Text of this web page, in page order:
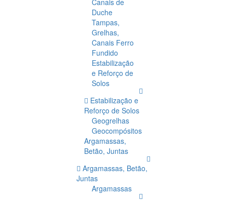
Canais de
Duche
Tampas,
Grelhas,
Canais Ferro
Fundido
Estabilização
e Reforço de
Solos
Estabilização e
Reforço de Solos
Geogrelhas
Geocompósitos
Argamassas,
Betão, Juntas
Argamassas, Betão,
Juntas
Argamassas